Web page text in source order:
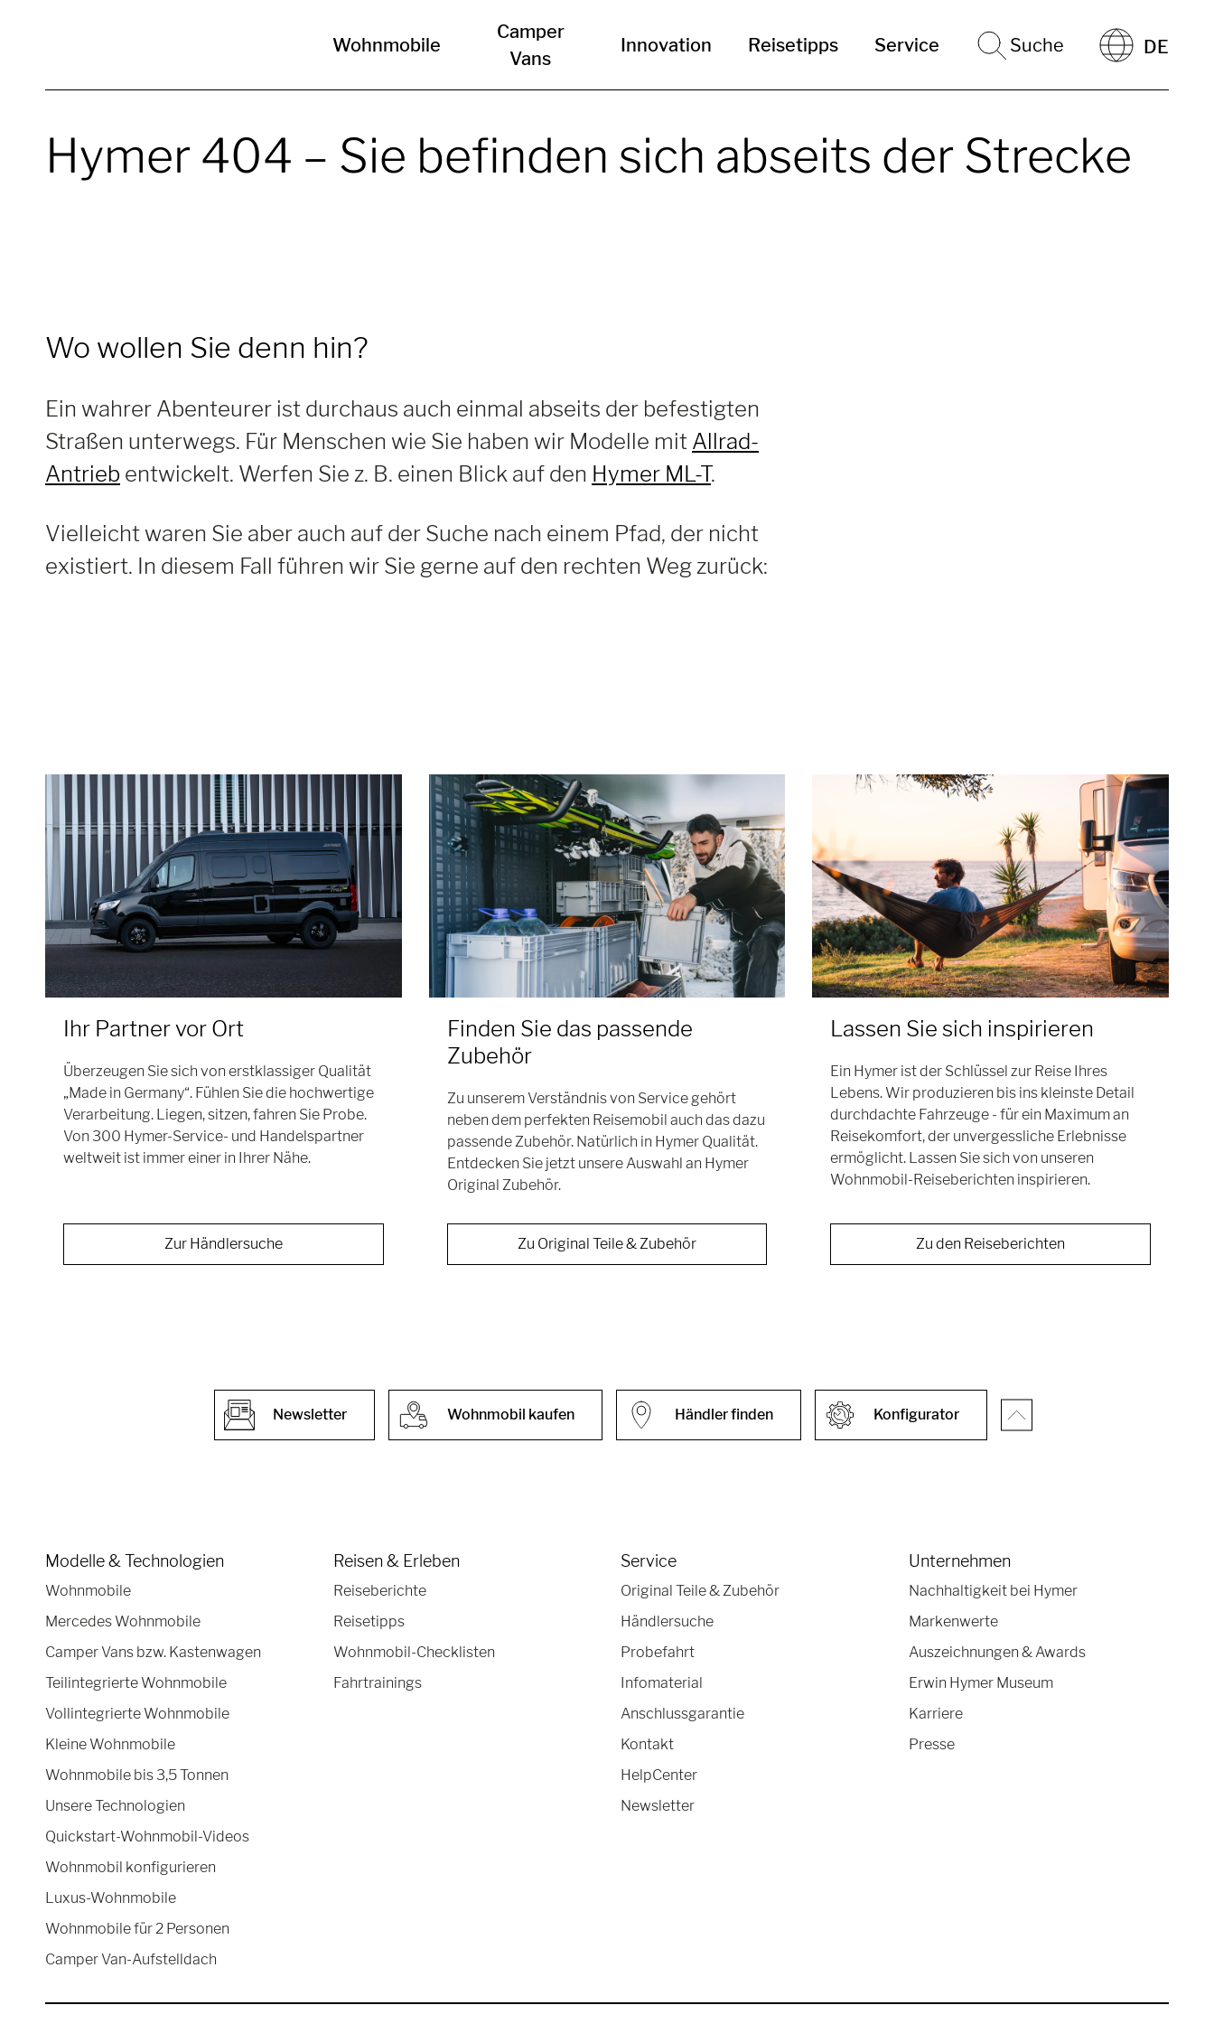
Wohnmobile
Camper
Vans
Innovation Reisetipps Service Suche DE
Hymer 404 – Sie befinden sich abseits der Strecke
Wo wollen Sie denn hin?
Ein wahrer Abenteurer ist durchaus auch einmal abseits der befestigten
Straßen unterwegs. Für Menschen wie Sie haben wir Modelle mit Allrad-
Antrieb entwickelt. Werfen Sie z. B. einen Blick auf den Hymer ML-T.
Vielleicht waren Sie aber auch auf der Suche nach einem Pfad, der nicht
existiert. In diesem Fall führen wir Sie gerne auf den rechten Weg zurück:
Ihr Partner vor Ort
Überzeugen Sie sich von erstklassiger Qualität
„Made in Germany“. Fühlen Sie die hochwertige
Verarbeitung. Liegen, sitzen, fahren Sie Probe.
Von 300 Hymer-Service- und Handelspartner
weltweit ist immer einer in Ihrer Nähe.
Zur Händlersuche
Finden Sie das passende
Zubehör
Zu unserem Verständnis von Service gehört
neben dem perfekten Reisemobil auch das dazu
passende Zubehör. Natürlich in Hymer Qualität.
Entdecken Sie jetzt unsere Auswahl an Hymer
Original Zubehör.
Zu Original Teile & Zubehör
Lassen Sie sich inspirieren
Ein Hymer ist der Schlüssel zur Reise Ihres
Lebens. Wir produzieren bis ins kleinste Detail
durchdachte Fahrzeuge - für ein Maximum an
Reisekomfort, der unvergessliche Erlebnisse
ermöglicht. Lassen Sie sich von unseren
Wohnmobil-Reiseberichten inspirieren.
Zu den Reiseberichten
Konfigurator
Händler finden
Wohnmobil kaufen
Newsletter
Modelle & Technologien
Wohnmobile
Mercedes Wohnmobile
Camper Vans bzw. Kastenwagen
Teilintegrierte Wohnmobile
Vollintegrierte Wohnmobile
Kleine Wohnmobile
Wohnmobile bis 3,5 Tonnen
Unsere Technologien
Quickstart-Wohnmobil-Videos
Wohnmobil konfigurieren
Luxus-Wohnmobile
Wohnmobile für 2 Personen
Camper Van-Aufstelldach
Reisen & Erleben
Reiseberichte
Reisetipps
Wohnmobil-Checklisten
Fahrtrainings
Service
Original Teile & Zubehör
Händlersuche
Probefahrt
Infomaterial
Anschlussgarantie
Kontakt
HelpCenter
Newsletter
Unternehmen
Nachhaltigkeit bei Hymer
Markenwerte
Auszeichnungen & Awards
Erwin Hymer Museum
Karriere
Presse